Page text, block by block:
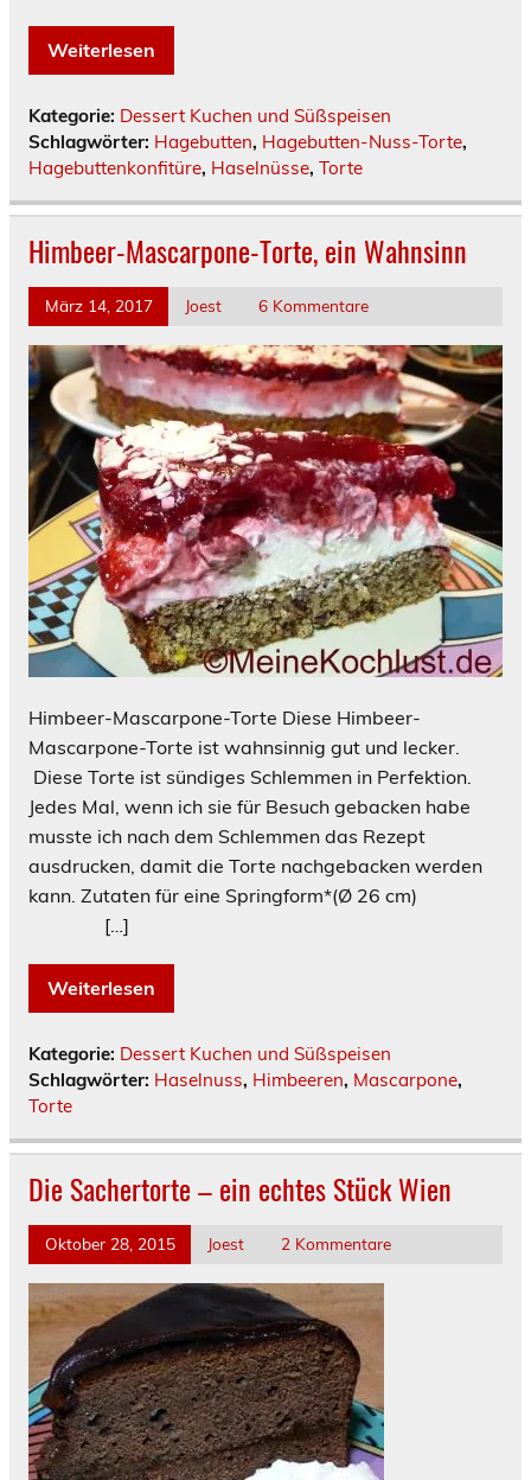
Weiterlesen
Kategorie: Dessert Kuchen und Süßspeisen
Schlagwörter: Hagebutten, Hagebutten-Nuss-Torte,
Hagebuttenkonfitüre, Haselnüsse, Torte
Himbeer-Mascarpone-Torte, ein Wahnsinn
März 14, 2017 Joest 6 Kommentare
Himbeer-Mascarpone-Torte Diese Himbeer-
Mascarpone-Torte ist wahnsinnig gut und lecker.
Diese Torte ist sündiges Schlemmen in Perfektion.
Jedes Mal, wenn ich sie für Besuch gebacken habe
musste ich nach dem Schlemmen das Rezept
ausdrucken, damit die Torte nachgebacken werden
kann. Zutaten für eine Springform*(Ø 26 cm)
[…]
Weiterlesen
Kategorie: Dessert Kuchen und Süßspeisen
Schlagwörter: Haselnuss, Himbeeren, Mascarpone,
Torte
Die Sachertorte – ein echtes Stück Wien
Oktober 28, 2015 Joest 2 Kommentare